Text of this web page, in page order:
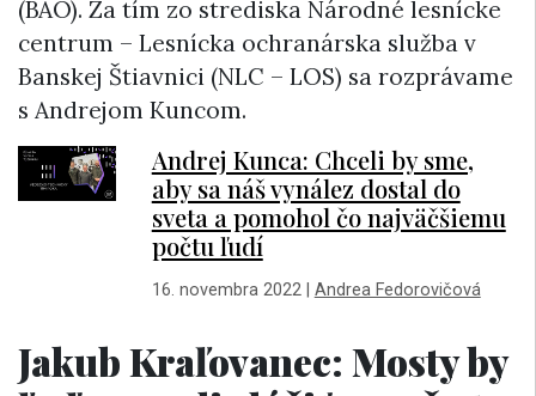
(BAO). Za tím zo strediska Národné lesnícke
centrum – Lesnícka ochranárska služba v
Banskej Štiavnici (NLC – LOS) sa rozprávame
s Andrejom Kuncom.
Andrej Kunca: Chceli by sme,
aby sa náš vynález dostal do
sveta a pomohol čo najväčšiemu
počtu ľudí
16. novembra 2022| Andrea Fedorovičová
Jakub Kraľovanec: Mosty by